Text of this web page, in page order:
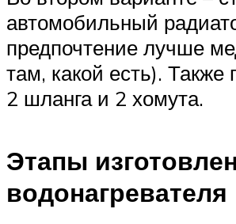
автомобильный
предпочтение лучше
там, какой есть). Также
2 шланга и 2 хомута.
Этапы
водонагревателя